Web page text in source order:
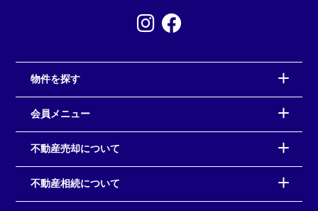
物件を探す
会員メニュー
不動産売却について
不動産相続について